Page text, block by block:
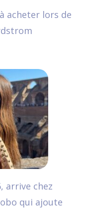
acheter lors de
arrive chez
qui ajoute